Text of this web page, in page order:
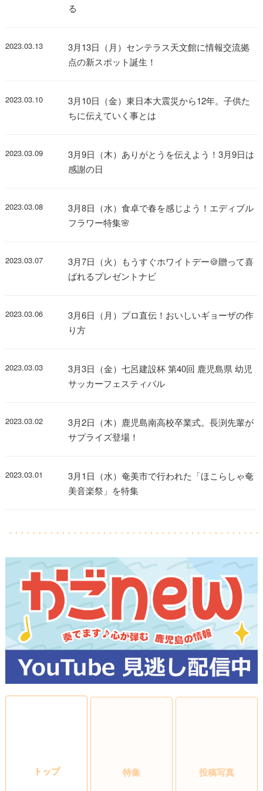
る
2023.03.13
3月13日（月）センテラス天文館に情報交流拠
点の新スポット誕生！
2023.03.10
3月10日（金）東日本大震災から12年。子供た
ちに伝えていく事とは
2023.03.09
3月9日（木）ありがとうを伝えよう！3月9日は
感謝の日
2023.03.08
3月8日（水）食卓で春を感じよう！エディブル
フラワー特集🌸
2023.03.07
3月7日（火）もうすぐホワイトデー🍪贈って喜
ばれるプレゼントナビ
2023.03.06
3月6日（月）プロ直伝！おいしいギョーザの作
り方
2023.03.03
3月3日（金）七呂建設杯 第40回 鹿児島県 幼児
サッカーフェスティバル
2023.03.02
3月2日（木）鹿児島南高校卒業式。長渕先輩が
サプライズ登場！
2023.03.01
3月1日（水）奄美市で行われた「ほこらしゃ奄
美音楽祭」を特集
トップ 特集 投稿写真